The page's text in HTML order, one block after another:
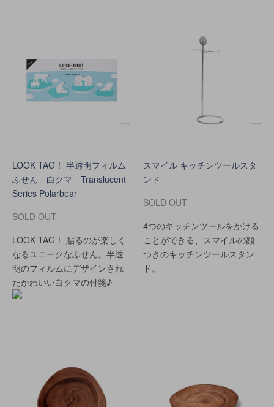
LOOK TAG！ 半透明フィルム
ふせん 白クマ Translucent
Series Polarbear
SOLD OUT
LOOK TAG！ 貼るのが楽しく
なるユニークなふせん。半透
明のフィルムにデザインされ
たかわいい白クマの付箋♪
スマイル キッチンツールスタ
ンド
SOLD OUT
4つのキッチンツールをかける
ことができる、スマイルの顔
つきのキッチンツールスタン
ド。